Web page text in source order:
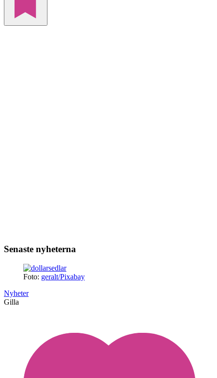
Senaste nyheterna
Foto: geralt/Pixabay
Nyheter
Gilla